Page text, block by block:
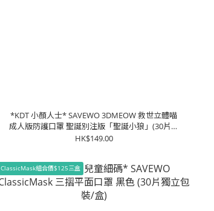
*KDT 小顏人士* SAVEWO 3DMEOW 救世立體喵
成人版防護口罩 聖誕別注版「聖誕小狼」(30片獨
立包裝/盒) (大童, 小顏人士適用)
HK$149.00
ClassicMask組合價$125三盒